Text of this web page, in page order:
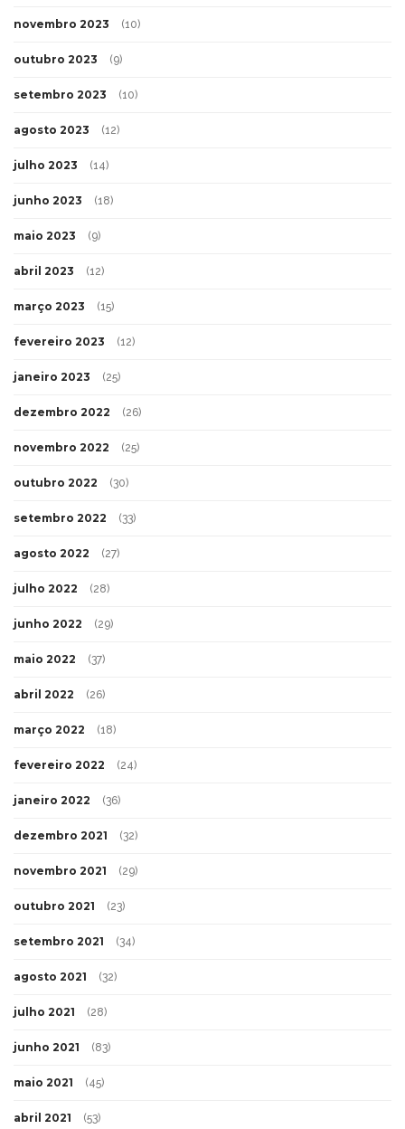
novembro 2023 (10)
outubro 2023 (9)
setembro 2023 (10)
agosto 2023 (12)
julho 2023 (14)
junho 2023 (18)
maio 2023 (9)
abril 2023 (12)
março 2023 (15)
fevereiro 2023 (12)
janeiro 2023 (25)
dezembro 2022 (26)
novembro 2022 (25)
outubro 2022 (30)
setembro 2022 (33)
agosto 2022 (27)
julho 2022 (28)
junho 2022 (29)
maio 2022 (37)
abril 2022 (26)
março 2022 (18)
fevereiro 2022 (24)
janeiro 2022 (36)
dezembro 2021 (32)
novembro 2021 (29)
outubro 2021 (23)
setembro 2021 (34)
agosto 2021 (32)
julho 2021 (28)
junho 2021 (83)
maio 2021 (45)
abril 2021 (53)